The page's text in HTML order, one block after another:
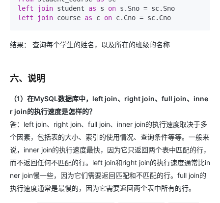
left
join student as s on s.Sno =
left
join course as c on c.Cno =
结果： 查询每个学生的姓名，以及所在的班级的名称
六、说明
（1）在MySQL数据库中，left join、right join、full join、inne
r join的执行速度是怎样的？
答：left join、right join、full join、inner join的执行速度取决于多
个因素，包括表的大小、索引的使用情况、查询条件等等。一般来
说，inner join的执行速度最快，因为它只返回两个表中匹配的行，
而不返回任何不匹配的行。left join和right join的执行速度通常比in
ner join慢一些，因为它们需要返回匹配和不匹配的行。full join的
执行速度通常是最慢的，因为它需要返回两个表中所有的行。